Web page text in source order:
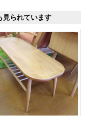
見られています